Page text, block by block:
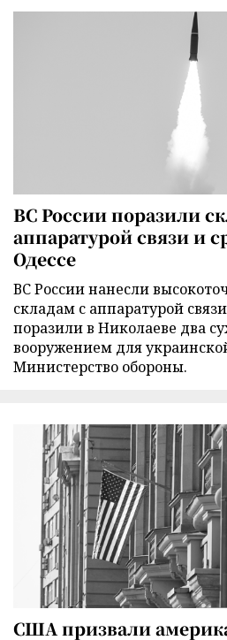
ВС России поразили
аппаратурой связи и
Одессе
ВС России нанесли
складам с аппаратурой
поразили в Николаеве два
вооружением для
Министерство обороны.
США призвали